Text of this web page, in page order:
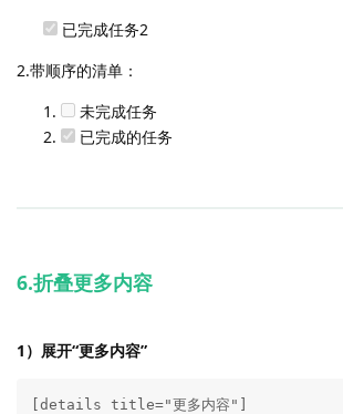
已完成任务2
2.带顺序的清单：
未完成任务
已完成的任务
6.折叠更多内容
1）展开“更多内容”
[details title="更多内容"]